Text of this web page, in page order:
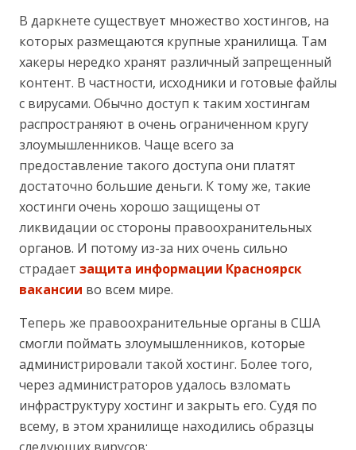
В даркнете существует множество хостингов, на
которых размещаются крупные хранилища. Там
хакеры нередко хранят различный запрещенный
контент. В частности, исходники и готовые файлы
с вирусами. Обычно доступ к таким хостингам
распространяют в очень ограниченном кругу
злоумышленников. Чаще всего за
предоставление такого доступа они платят
достаточно большие деньги. К тому же, такие
хостинги очень хорошо защищены от
ликвидации ос стороны правоохранительных
органов. И потому из-за них очень сильно
страдает защита информации Красноярск
вакансии во всем мире.
Теперь же правоохранительные органы в США
смогли поймать злоумышленников, которые
администрировали такой хостинг. Более того,
через администраторов удалось взломать
инфраструктуру хостинг и закрыть его. Судя по
всему, в этом хранилище находились образцы